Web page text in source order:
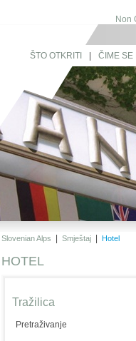
Non
ŠTO OTKRITI ČIME SE
Slovenian Alps Smještaj Hotel
HOTEL
Tražilica
Pretraživanje